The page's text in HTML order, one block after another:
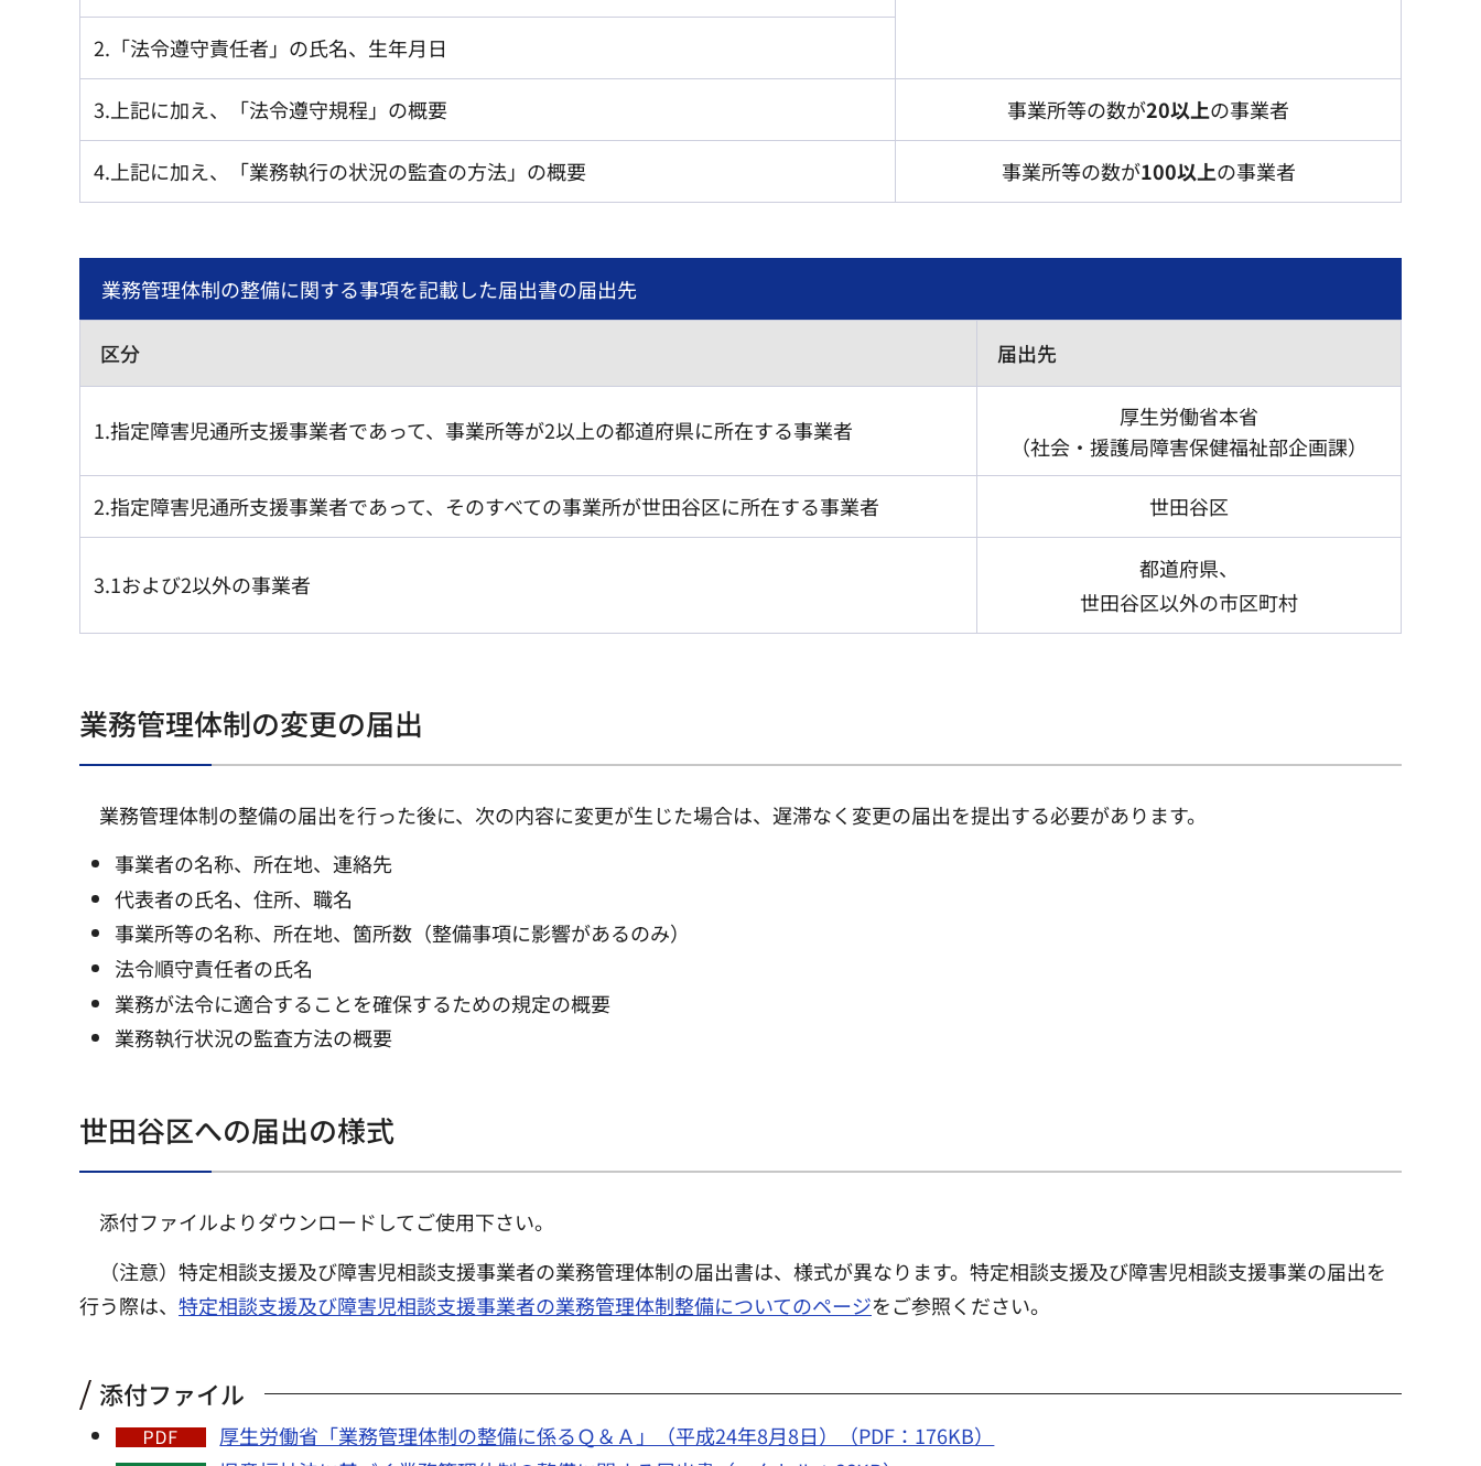
2.「法令遵守責任者」の氏名、生年月日
3.上記に加え、「法令遵守規程」の概要 事業所等の数が20以上の事業者
4.上記に加え、「業務執行の状況の監査の方法」の概要 事業所等の数が100以上の事業者
業務管理体制の整備に関する事項を記載した届出書の届出先
区分 届出先
1.指定障害児通所支援事業者であって、事業所等が2以上の都道府県に所在する事業者
厚生労働省本省
（社会・援護局障害保健福祉部企画課）
2.指定障害児通所支援事業者であって、そのすべての事業所が世田谷区に所在する事業者 世田谷区
3.1および2以外の事業者
都道府県、
世田谷区以外の市区町村
業務管理体制の変更の届出
業務管理体制の整備の届出を行った後に、次の内容に変更が生じた場合は、遅滞なく変更の届出を提出する必要があります。
事業者の名称、所在地、連絡先
代表者の氏名、住所、職名
事業所等の名称、所在地、箇所数（整備事項に影響があるのみ）
法令順守責任者の氏名
業務が法令に適合することを確保するための規定の概要
業務執行状況の監査方法の概要
世田谷区への届出の様式
添付ファイルよりダウンロードしてご使用下さい。
（注意）特定相談支援及び障害児相談支援事業者の業務管理体制の届出書は、様式が異なります。特定相談支援及び障害児相談支援事業の届出を
行う際は、 特定相談支援及び障害児相談支援事業者の業務管理体制整備についてのページをご参照ください。
添付ファイル
厚生労働省「業務管理体制の整備に係るＱ＆Ａ」（平成24年8月8日）（PDF：176KB）